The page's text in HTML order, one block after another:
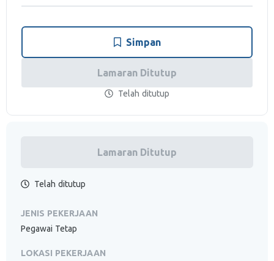
Simpan
Lamaran Ditutup
Telah ditutup
Lamaran Ditutup
Telah ditutup
JENIS PEKERJAAN
Pegawai Tetap
LOKASI PEKERJAAN